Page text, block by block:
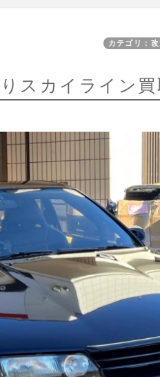
カテゴリ：
スカイライン買